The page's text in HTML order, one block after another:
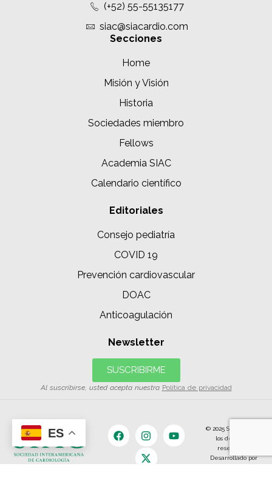
(+52) 55-55135177
siac@siacardio.com
Secciones
Home
Misión y Visión
Historia
Sociedades miembro
Fellows
Academia SIAC
Calendario científico
Editoriales
Consejo pediatría
COVID 19
Prevención cardiovascular
DOAC
Anticoagulación
Newsletter
SUSCRIBIRME
Al suscribirse, usted acepta nuestra Política de privacidad
© 2025 SIAC | Todos
los derechos
reservados.
Desarrollado por
ES